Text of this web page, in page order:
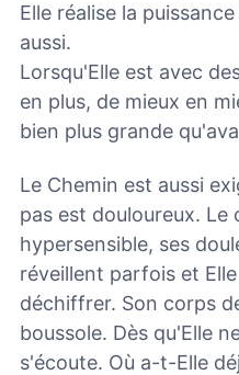
Elle réalise la
aussi.
Lorsqu'Elle est avec
en plus, de mieux en
bien plus grande
Le Chemin est aussi
pas est douloureux. Le
hypersensible, ses
réveillent parfois et
déchiffrer. Son corps
boussole. Dès qu'Elle
s'écoute. Où a-t-Elle